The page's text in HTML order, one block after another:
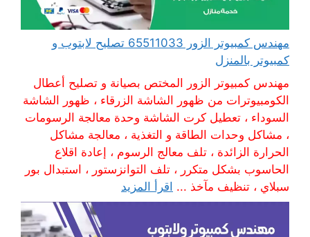
مهندس كمبيوتر الزور 65511033 تصليح لابتوب و
كمبيوتر بالمنزل
مهندس كمبيوتر الزور المختص بصيانة و تصليح أعطال
الكومبيوترات من ظهور الشاشة الزرقاء ، ظهور الشاشة
السوداء ، تعطيل كرت الشاشة وحدة معالجة الرسومات
، مشاكل وحدات الطاقة و التغذية ، معالجة مشاكل
الحرارة الزائدة ، تلف معالج الرسوم ، إعادة اقلاع
الحاسوب بشكل متكرر ، تلف التوانزستور ، استبدال بور
سبلاي ، تنظيف مآخذ ... اقرأ المزيد